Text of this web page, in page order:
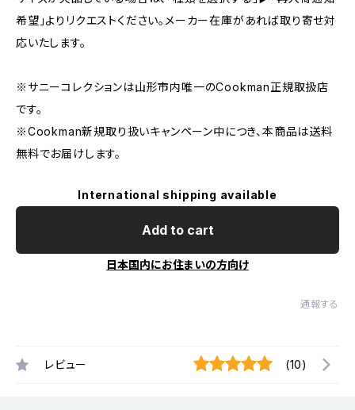
希望」よりリクエストください。メーカー在庫があれば取り寄せ対
応いたします。
※サニーコレクションは山形市内唯一のCookman正規取扱店
です。
※Cookman新規取り扱いキャンペーン中につき、本商品は送料
無料でお届けします。
International shipping available
Add to cart
日本国内にお住まいの方向け
通報する
レビュー (10)